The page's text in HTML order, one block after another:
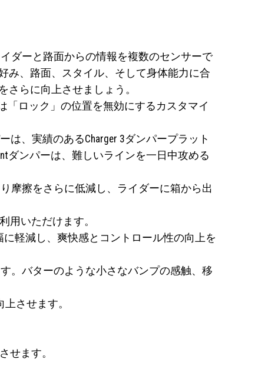
ダーと路面からの情報を複数のセンサーで
み、路面、スタイル、そして身体能力に合
らに向上させましょう。
「ロック」の位置を無効にするカスタマイ
は、実績のあるCharger 3ダンパープラット
ダンパーは、難しいラインを一日中攻める
摩擦をさらに低減し、ライダーに箱から出
用いただけます。
軽減し、爽快感とコントロール性の向上を
。バターのような小さなバンプの感触、移
上させます。
せます。